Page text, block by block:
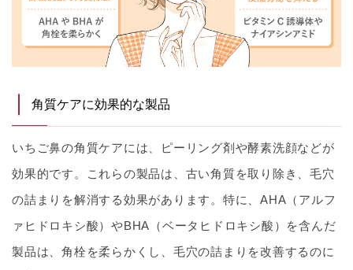
角質ケアに効果的な製品
いちご鼻の角質ケアには、ピーリング剤や酵素洗顔などが
効果的です。これらの製品は、古い角質を取り除き、毛穴
の詰まりを解消する効果があります。特に、AHA（アルフ
ァヒドロキシ酸）やBHA（ベータヒドロキシ酸）を含んだ
製品は、角栓を柔らかくし、毛穴の詰まりを改善するのに